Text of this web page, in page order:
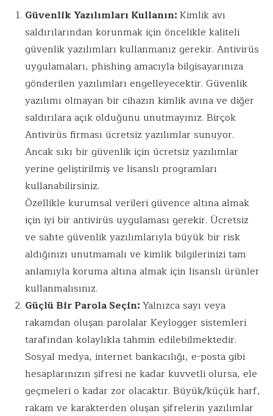
Güvenlik Yazılımları Kullanın:Kimlik avı
saldırılarından korunmak için öncelikle kaliteli
güvenlik yazılımları kullanmanız gerekir. Antivirüs
uygulamaları, phishing amacıyla bilgisayarınıza
gönderilen yazılımları engelleyecektir. Güvenlik
yazılımı olmayan bir cihazın kimlik avına ve diğer
saldırılara açık olduğunu unutmayınız. Birçok
Antivirüs firması ücretsiz yazılımlar sunuyor.
Ancak sıkı bir güvenlik için ücretsiz yazılımlar
yerine geliştirilmiş ve lisanslı programları
kullanabilirsiniz.
Özellikle kurumsal verileri güvence altına almak
için iyi bir antivirüs uygulaması gerekir. Ücretsiz
ve sahte güvenlik yazılımlarıyla büyük bir risk
aldığınızı unutmamalı ve kimlik bilgilerinizi tam
anlamıyla koruma altına almak için lisanslı ürünler
kullanmalısınız.
Güçlü Bir Parola Seçin:Yalnızca sayı veya
rakamdan oluşan parolalar Keylogger sistemleri
tarafından kolaylıkla tahmin edilebilmektedir.
Sosyal medya, internet bankacılığı, e-posta gibi
hesaplarınızın şifresi ne kadar kuvvetli olursa, ele
geçmeleri o kadar zor olacaktır. Büyük/küçük harf,
rakam ve karakterden oluşan şifrelerin yazılımlar